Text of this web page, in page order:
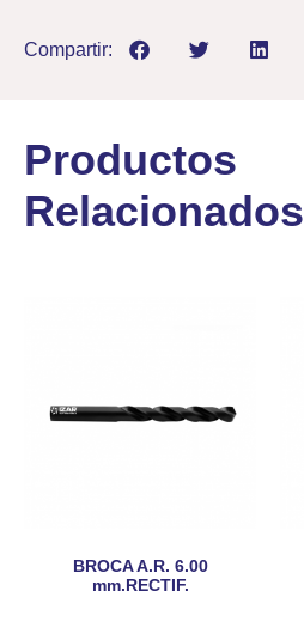
Compartir:
Productos
Relacionados
BROCA A.R. 6.00
mm.RECTIF.